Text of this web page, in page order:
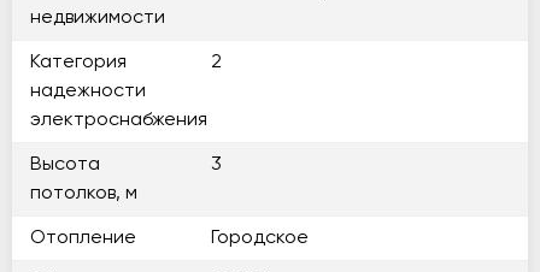
недвижимости
Категория
надежности
электроснабжения
2
Высота
потолков, м
3
Отопление Городское